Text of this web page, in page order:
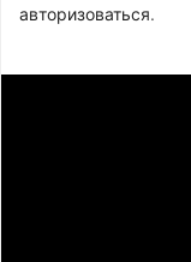
авторизоваться.